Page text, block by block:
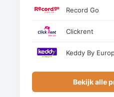
Record Go
Clickrent
Keddy By
Bekijk alle